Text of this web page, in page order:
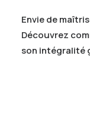
Envie de
Découvrez
son intégralité